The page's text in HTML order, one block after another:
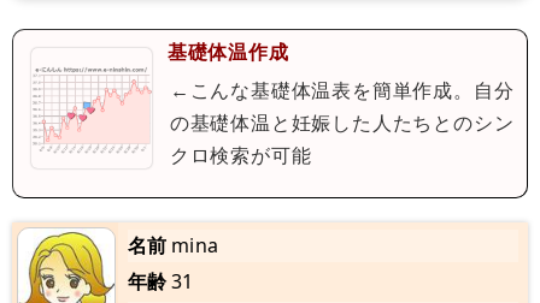
基礎体温作成
←こんな基礎体温表を簡単作成。自分
の基礎体温と妊娠した人たちとのシン
クロ検索が可能
名前 mina
年齢31